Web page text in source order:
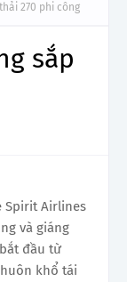
270 phi công
sắp
Spirit Airlines
và giáng
đầu từ
khổ tái